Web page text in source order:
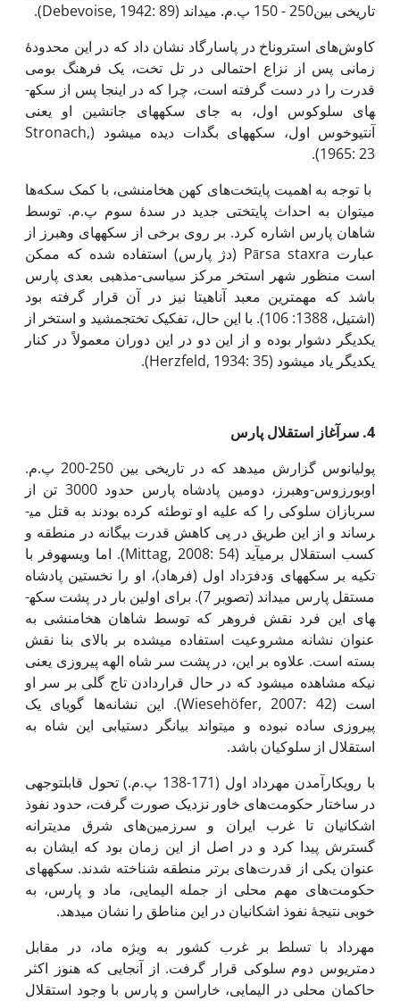
تاریخی بین250 - 150 پ.م. می­داند (Debevoise, 1942: 89).
کاوش‌های استروناخ در پاسارگاد نشان داد که در این محدودۀ
زمانی پس از نزاع احتمالی در تل تخت، یک فرهنگ بومی
قدرت را در دست گرفته است، چرا که در اینجا پس از سکه­
های سلوکوس اول، به جای سکه­های جانشین او یعنی
آنتیوخوس اول، سکه­های بگدات دیده می­شود (Stronach,
1965: 23).
با توجه به اهمیت پایتخت‌های کهن هخامنشی، با کمک سکه‌ها
می­توان به احداث پایتختی جدید در سدۀ سوم پ.م. توسط
شاهان پارس اشاره کرد. بر روی برخی از سکه­های وهبرز از
عبارت Pārsa staxra (دژ پارس) استفاده شده که ممکن
است منظور شهر استخر مرکز سیاسی-مذهبی بعدی پارس
باشد که مهم­ترین معبد آناهیتا نیز در آن قرار گرفته­ بود
(اشتیل، 1388: 106). با این حال، تفکیک تخت­جمشید و استخر از
یکدیگر دشوار بوده و از این دو در این دوران معمولاً در کنار
یکدیگر یاد می­شود (Herzfeld, 1934: 35).
4. سرآغاز استقلال پارس
پولیانوس گزارش می­دهد که در تاریخی بین 250-200 پ.م.
اوبورزوس-وهبرز، دومین پادشاه پارس حدود 3000 تن از
سربازان سلوکی را که علیه او توطئه کرده بودند به قتل می­
رساند و از این طریق در پی کاهش قدرت بیگانه در منطقه و
کسب استقلال برمی­آید (Mittag, 2008: 54). اما ویسهوفر با
تکیه بر سکه­های وَدفرَداد اول (فرهاد)، او را نخستین پادشاه
مستقل پارس می­داند (تصویر 7). برای اولین بار در پشت سکه­
های این فرد نقش فروهر که توسط شاهان هخامنشی به
عنوان نشانه مشروعیت استفاده می­شده بر بالای بنا نقش
بسته است. علاوه بر این، در پشت سر شاه الهه پیروزی یعنی
نیکه مشاهده می­شود که در حال قراردادن تاج گلی بر سر او
است (Wiesehöfer, 2007: 42). این نشانه‌ها گویای یک
پیروزی ساده نبوده و می­تواند بیانگر دستیابی این شاه به
استقلال از سلوکیان باشد.
با روی­کار­آمدن مهرداد اول (171-138 پ.م.) تحول قابل­توجهی
در ساختار حکومت‌های خاور نزدیک صورت گرفت، حدود نفوذ
اشکانیان تا غرب ایران و سرزمین‌های شرق مدیترانه
گسترش پیدا کرد و در اصل از این زمان بود که ایشان به
عنوان یکی از قدرت‌های برتر منطقه شناخته شدند. سکه­های
حکومت‌های مهم محلی از جمله الیمایی، ماد و پارس، به
خوبی نتیجۀ نفوذ اشکانیان در این مناطق را نشان می­دهد.
مهرداد با تسلط بر غرب کشور به ویژه ماد، در مقابل
دمتریوس دوم سلوکی قرار گرفت. از آنجایی که هنوز اکثر
حاکمان محلی در الیمایی، خاراسن و پارس با وجود استقلال